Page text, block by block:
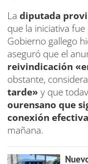
La diputada
que la iniciativa
Gobierno gallego
aseguró que el
reivindicación
obstante,
tarde» y que
ourensano que
conexión efectiva
mañana.